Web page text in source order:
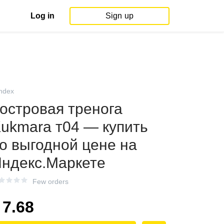
Log in Sign up
тренога
т04 — купить
выгодной цене на
Few orders
7.68